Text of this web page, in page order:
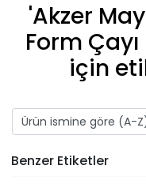
'Akzer
Form
için
Benzer Etiketler